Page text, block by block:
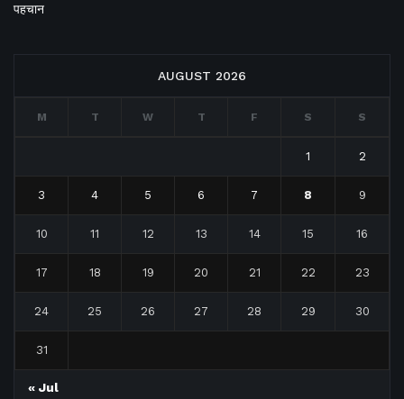
पहचान
AUGUST 2026
M T W T F S S
1 2
3 4 5 6 7 8 9
10 11 12 13 14 15 16
17 18 19 20 21 22 23
24 25 26 27 28 29 30
31
« Jul